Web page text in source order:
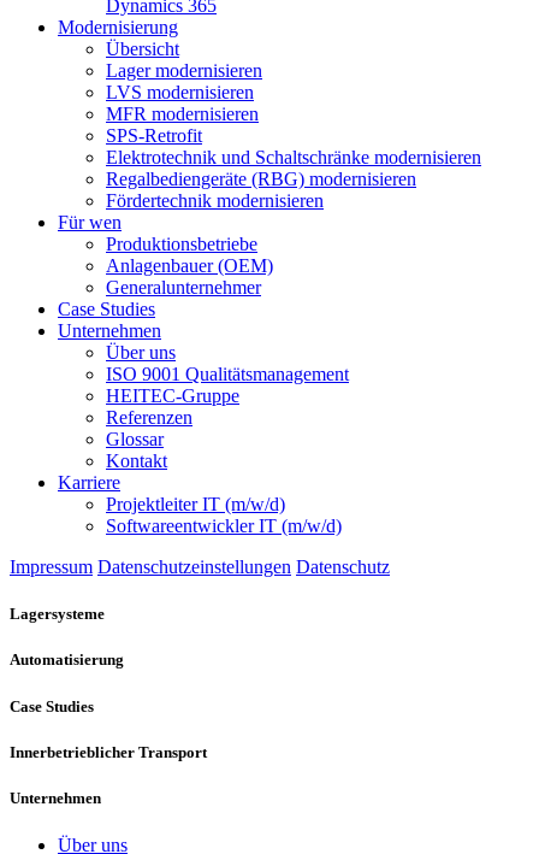
Dynamics 365
Modernisierung
Übersicht
Lager modernisieren
LVS modernisieren
MFR modernisieren
SPS-Retrofit
Elektrotechnik und Schaltschränke modernisieren
Regalbediengeräte (RBG) modernisieren
Fördertechnik modernisieren
Für wen
Produktionsbetriebe
Anlagenbauer (OEM)
Generalunternehmer
Case Studies
Unternehmen
Über uns
ISO 9001 Qualitätsmanagement
HEITEC-Gruppe
Referenzen
Glossar
Kontakt
Karriere
Projektleiter IT (m/w/d)
Softwareentwickler IT (m/w/d)
Impressum Datenschutzeinstellungen Datenschutz
Lagersysteme
Automatisierung
Case Studies
Innerbetrieblicher Transport
Unternehmen
Über uns